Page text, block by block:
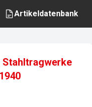
Artikeldatenbank
Stahltragwerke